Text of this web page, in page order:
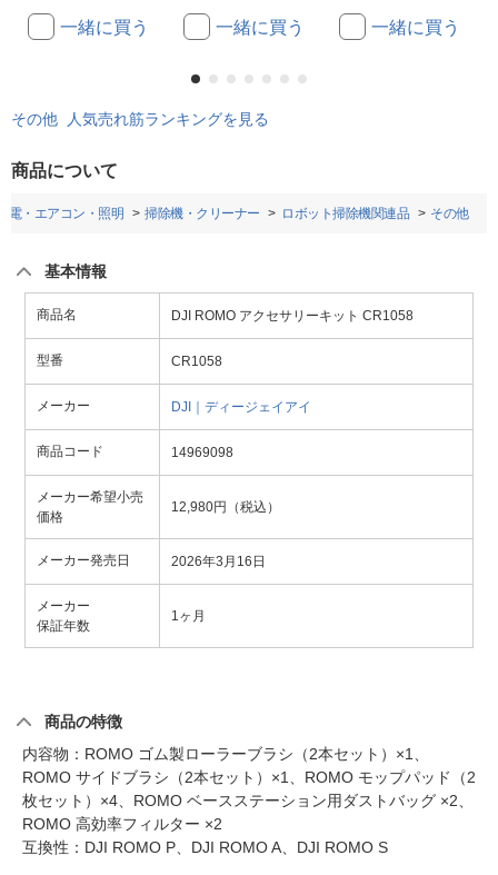
一緒に買う 一緒に買う 一緒に買う
その他 人気売れ筋ランキングを見る
商品について
電・エアコン・照明 掃除機・クリーナー ロボット掃除機関連品 その他
基本情報
商品名 DJI ROMO アクセサリーキット CR1058
型番 CR1058
メーカー DJI｜ディージェイアイ
商品コード 14969098
メーカー希望小売
価格
12,980円（税込）
メーカー発売日 2026年3月16日
メーカー
保証年数
1ヶ月
商品の特徴
内容物：ROMO ゴム製ローラーブラシ（2本セット）×1、
ROMO サイドブラシ（2本セット）×1、ROMO モップパッド（2
枚セット）×4、ROMO ベースステーション用ダストバッグ ×2、
ROMO 高効率フィルター ×2
互換性：DJI ROMO P、DJI ROMO A、DJI ROMO S